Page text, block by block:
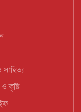
সাহিত্য
কৃষ্টি